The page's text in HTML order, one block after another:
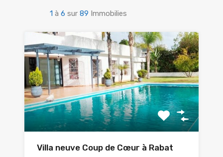
1 à 6 sur 89 Immobilies
Villa neuve Coup de Cœur à Rabat